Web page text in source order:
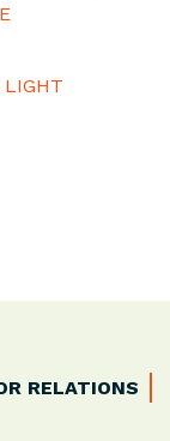
LIGHT
RELATIONS